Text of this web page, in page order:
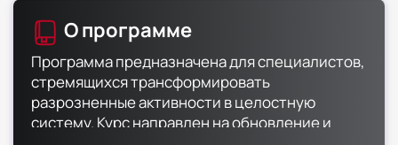
О программе
Программа предназначена для специалистов,
стремящихся трансформировать
разрозненные активности в целостную
систему. Курс направлен на обновление и